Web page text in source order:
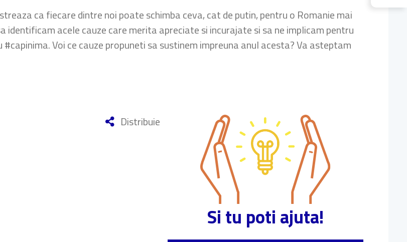
ca fiecare dintre noi poate schimba ceva, cat de putin, pentru o Romanie mai
acele cauze care merita apreciate si incurajate si sa ne implicam pentru
Voi ce cauze propuneti sa sustinem impreuna anul acesta? Va asteptam
Distribuie
Si tu poti ajuta!